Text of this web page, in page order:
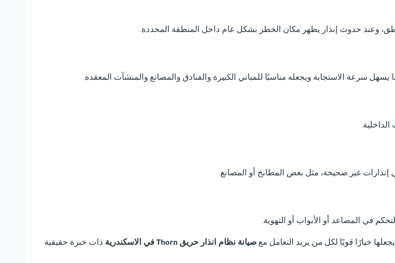
وعند حدوث إنذار يظهر مكان الخطر بشكل عام داخل المنطقة المحددة.
سرعة الاستجابة ويجعله مناسبًا للمباني الكبيرة والفنادق والمصانع والمنشآت المعقدة.
إنذارات غير صحيحة، مثل بعض المطابخ أو المصانع.
في المصاعد أو الأبواب أو التهوية.
خيارًا قويًا لكل من يريد التعامل مع صيانة نظام انذار حريق Thorn في الاسكندرية
ذات خبرة حقيقية